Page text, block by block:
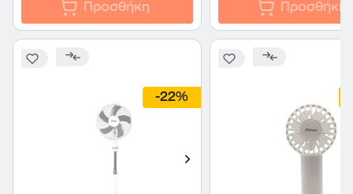
Προσθήκη Προσθήκη
-22%